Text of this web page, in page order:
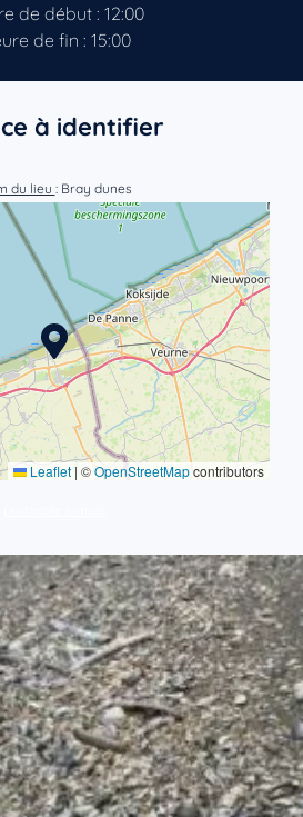
de début : 12:00
de fin : 15:00
à identifier
du lieu : Bray dunes
Leaflet| ©OpenStreetMapcontributors